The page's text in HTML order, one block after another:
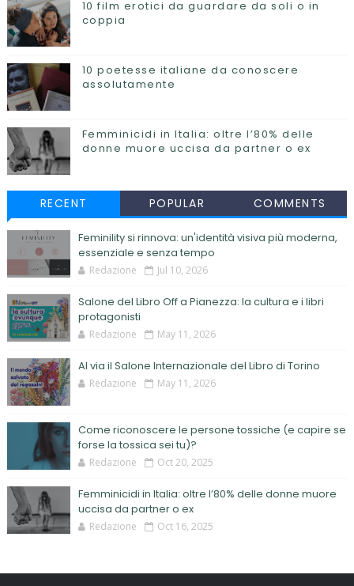
10 film erotici da guardare da soli o in
coppia
10 poetesse italiane da conoscere
assolutamente
Femminicidi in Italia: oltre l’80% delle
donne muore uccisa da partner o ex
RECENT POPULAR COMMENTS
Feminility si rinnova: un'identità visiva più moderna,
essenziale e senza tempo
Redazione Jul 10, 2026
Salone del Libro Off a Pianezza: la cultura e i libri
protagonisti
Redazione May 11, 2026
Al via il Salone Internazionale del Libro di Torino
Redazione May 11, 2026
Come riconoscere le persone tossiche (e capire se
forse la tossica sei tu)?
Redazione Oct 20, 2025
Femminicidi in Italia: oltre l’80% delle donne muore
uccisa da partner o ex
Redazione Oct 16, 2025